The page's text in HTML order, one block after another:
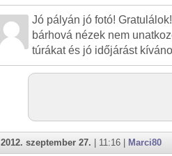
Jó pályán jó fotó!
bárhová nézek nem
túrákat és jó időjárást
2012. szeptember 27. | 11:16 | Marci80